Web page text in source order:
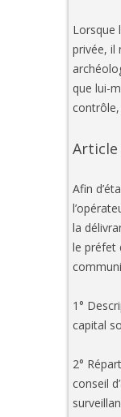
Lorsque
privée, il
que lui-
Article
Afin
la
le préfet
1°
capital
2°
conseil